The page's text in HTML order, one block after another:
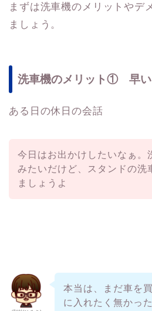
まずは洗車機のメリットやデ
ましょう。
洗車機のメリット① 早い
ある日の休日の会話
今日はお出かけしたいなぁ。
みたいだけど、スタンドの洗
ましょうよ
本当は、まだ車を
に入れたく無かっ